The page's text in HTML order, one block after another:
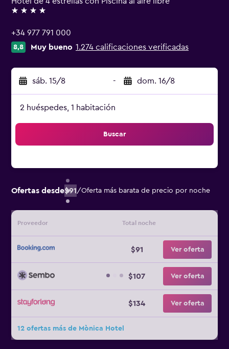
4 estrellas
+34 977 791 000
8,8 Muy bueno 1.274 calificaciones verificadas
sáb. 15/8 - dom. 16/8
2 huéspedes, 1 habitación
Buscar
Ofertas desde$91/Oferta más barata de precio por noche
Proveedor Total noche
$91 Ver oferta
$107 Ver oferta
$134 Ver oferta
12 ofertas más de Mònica Hotel